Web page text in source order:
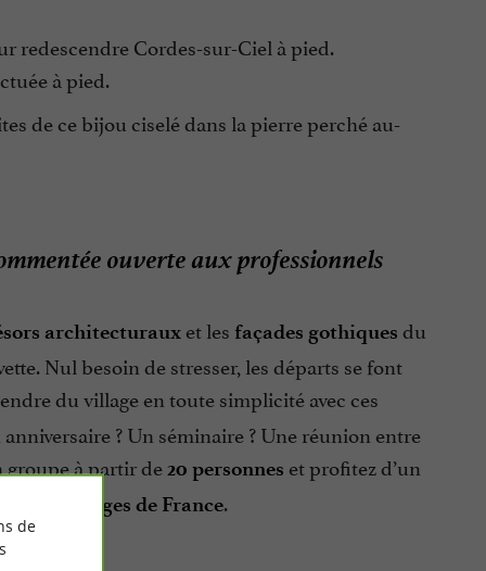
redescendre Cordes-sur-Ciel à pied.
à pied.
de ce bijou ciselé dans la pierre perché au-
ouverte aux professionnels
architecturauxet les façades gothiques du
Nul besoin de stresser, les départs se font
du village en toute simplicité avec ces
? Un séminaire ? Une réunion entre
à partir de20 personnes et profitez d’un
Beaux Villages de France.
de